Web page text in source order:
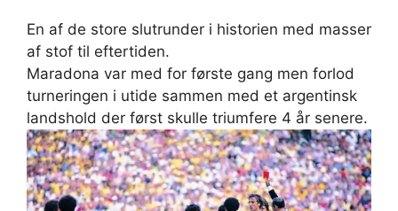
En af de store slutrunder i historien med masser
af stof til eftertiden.
Maradona var med for første gang men forlod
turneringen i utide sammen med et argentinsk
landshold der først skulle triumfere 4 år senere.